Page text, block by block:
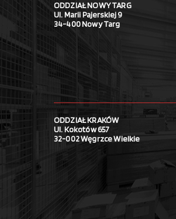
ODDZIAŁ NOWY TARG
Ul. Marii Pajerskiej 9
34-400 Nowy Targ
ODDZIAŁ KRAKÓW
Ul. Kokotów 657
32-002 Węgrzce Wielkie